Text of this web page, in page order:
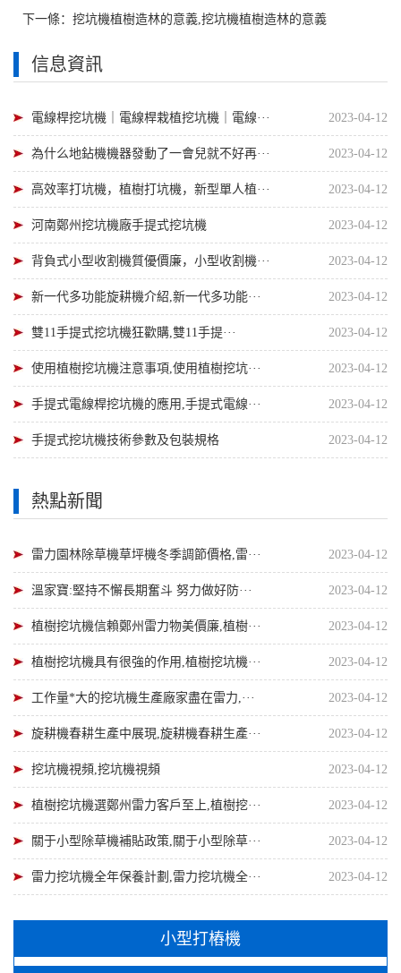
下一條： 挖坑機植樹造林的意義,挖坑機植樹造林的意義
信息資訊
2023-04-12
電線桿挖坑機｜電線桿栽植挖坑機｜電線···
2023-04-12
為什么地鉆機機器發動了一會兒就不好再···
2023-04-12
高效率打坑機，植樹打坑機，新型單人植···
2023-04-12
河南鄭州挖坑機廠手提式挖坑機
2023-04-12
背負式小型收割機質優價廉，小型收割機···
2023-04-12
新一代多功能旋耕機介紹,新一代多功能···
2023-04-12
雙11手提式挖坑機狂歡購,雙11手提···
2023-04-12
使用植樹挖坑機注意事項,使用植樹挖坑···
2023-04-12
手提式電線桿挖坑機的應用,手提式電線···
2023-04-12
手提式挖坑機技術參數及包裝規格
熱點新聞
2023-04-12
雷力園林除草機草坪機冬季調節價格,雷···
2023-04-12
溫家寶:堅持不懈長期奮斗 努力做好防···
2023-04-12
植樹挖坑機信賴鄭州雷力物美價廉,植樹···
2023-04-12
植樹挖坑機具有很強的作用,植樹挖坑機···
2023-04-12
工作量*大的挖坑機生產廠家盡在雷力,···
2023-04-12
旋耕機春耕生產中展現,旋耕機春耕生產···
2023-04-12
挖坑機視頻,挖坑機視頻
2023-04-12
植樹挖坑機選鄭州雷力客戶至上,植樹挖···
2023-04-12
關于小型除草機補貼政策,關于小型除草···
2023-04-12
雷力挖坑機全年保養計劃,雷力挖坑機全···
小型打樁機